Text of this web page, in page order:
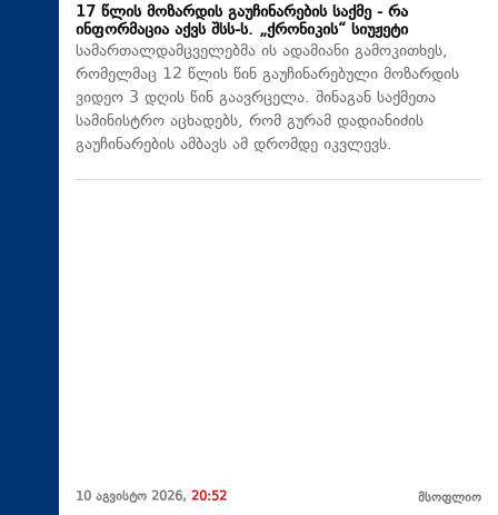
17 წლის მოზარდის გაუჩინარების საქმე - რა
ინფორმაცია აქვს შსს-ს. „ქრონიკის“ სიუჟეტი
სამართალდამცველებმა ის ადამიანი გამოკითხეს,
რომელმაც 12 წლის წინ გაუჩინარებული მოზარდის
ვიდეო 3 დღის წინ გაავრცელა. შინაგან საქმეთა
სამინისტრო აცხადებს, რომ გურამ დადიანიძის
გაუჩინარების ამბავს ამ დრომდე იკვლევს.
10 აგვისტო 2026, 20:52 მსოფლიო